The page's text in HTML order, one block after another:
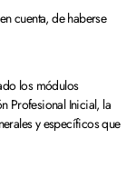
cuenta, de haberse
los módulos
Profesional Inicial, la
y específicos que